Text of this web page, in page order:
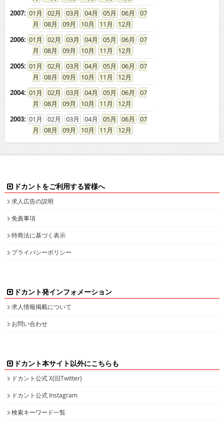
2010: 01 02 03 04 05 06
07
08
09 10 11
12
2009: 01 02 03 04 05 06
07
08
09 10 11
12
2008: 01 02 03 04 05 06
07
08
09 10 11
12
2007: 01 02 03 04 05 06
07
08
09 10 11
12
2006: 01 02 03 04 05 06
07
08
09 10 11
12
2005:01 02 03 04 05 06
07
08
09 10 11
12
08
09 10
2003 :01 02
免責事項
ドカント発インフォメーション